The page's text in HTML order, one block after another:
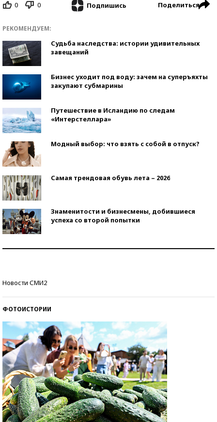
0 0 Подпишись Поделиться
РЕКОМЕНДУЕМ:
Судьба наследства: истории удивительных
завещаний
Бизнес уходит под воду: зачем на суперъяхты
закупают субмарины
Путешествие в Исландию по следам
«Интерстеллара»
Модный выбор: что взять с собой в отпуск?
Самая трендовая обувь лета – 2026
Знаменитости и бизнесмены, добившиеся
успеха со второй попытки
Новости СМИ2
ФОТОИСТОРИИ